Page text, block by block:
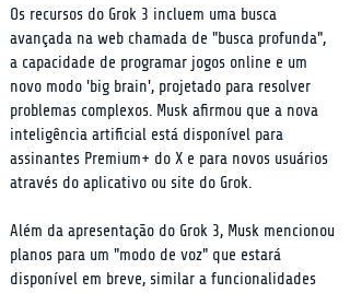
Os recursos do Grok 3 incluem uma busca
avançada na web chamada de "busca profunda",
a capacidade de programar jogos online e um
novo modo 'big brain', projetado para resolver
problemas complexos. Musk afirmou que a nova
inteligência artificial está disponível para
assinantes Premium+ do X e para novos usuários
através do aplicativo ou site do Grok.
Além da apresentação do Grok 3, Musk mencionou
planos para um "modo de voz" que estará
disponível em breve, similar a funcionalidades